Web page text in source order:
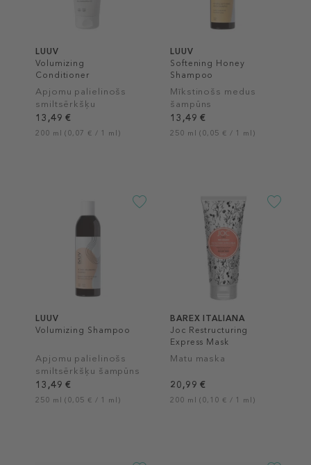
LUUV
Volumizing
Conditioner
Apjomu palielinošs
smiltsērkšķu
kondicionieris
13,49 €
200 ml (0,07 € / 1 ml)
LUUV
Softening Honey
Shampoo
Mīkstinošs medus
šampūns
13,49 €
250 ml (0,05 € / 1 ml)
LUUV
Volumizing Shampoo
Apjomu palielinošs
smiltsērkšķu šampūns
13,49 €
250 ml (0,05 € / 1 ml)
BAREX ITALIANA
Joc Restructuring
Express Mask
Matu maska
20,99 €
200 ml (0,10 € / 1 ml)